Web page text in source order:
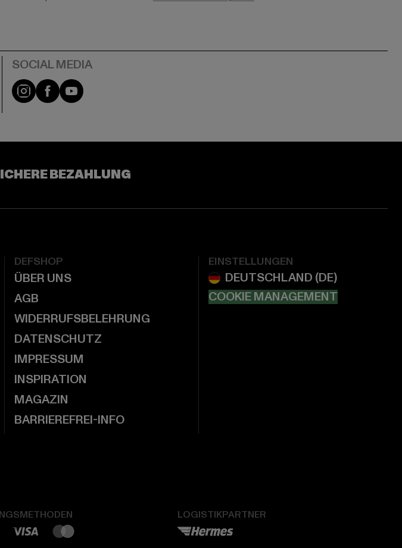
Instagram
FacebookYouTube
BEZAHLUNG
DEFSHOP
ÜBER UNS
AGB
WIDERRUFSBELEHRUNG
DATENSCHUTZ
IMPRESSUM
INSPIRATION
MAGAZIN
BARRIEREFREI-INFO
EINSTELLUNGEN
COOKIE MANAGEMENT
LOGISTIKPARTNER